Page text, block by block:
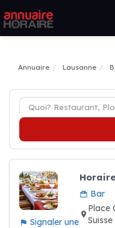
Annuaire Lausanne
Signaler une
Bar
Place
Suisse